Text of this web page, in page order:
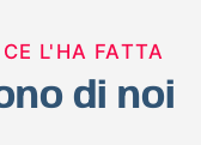
L'HA FATTA
di noi